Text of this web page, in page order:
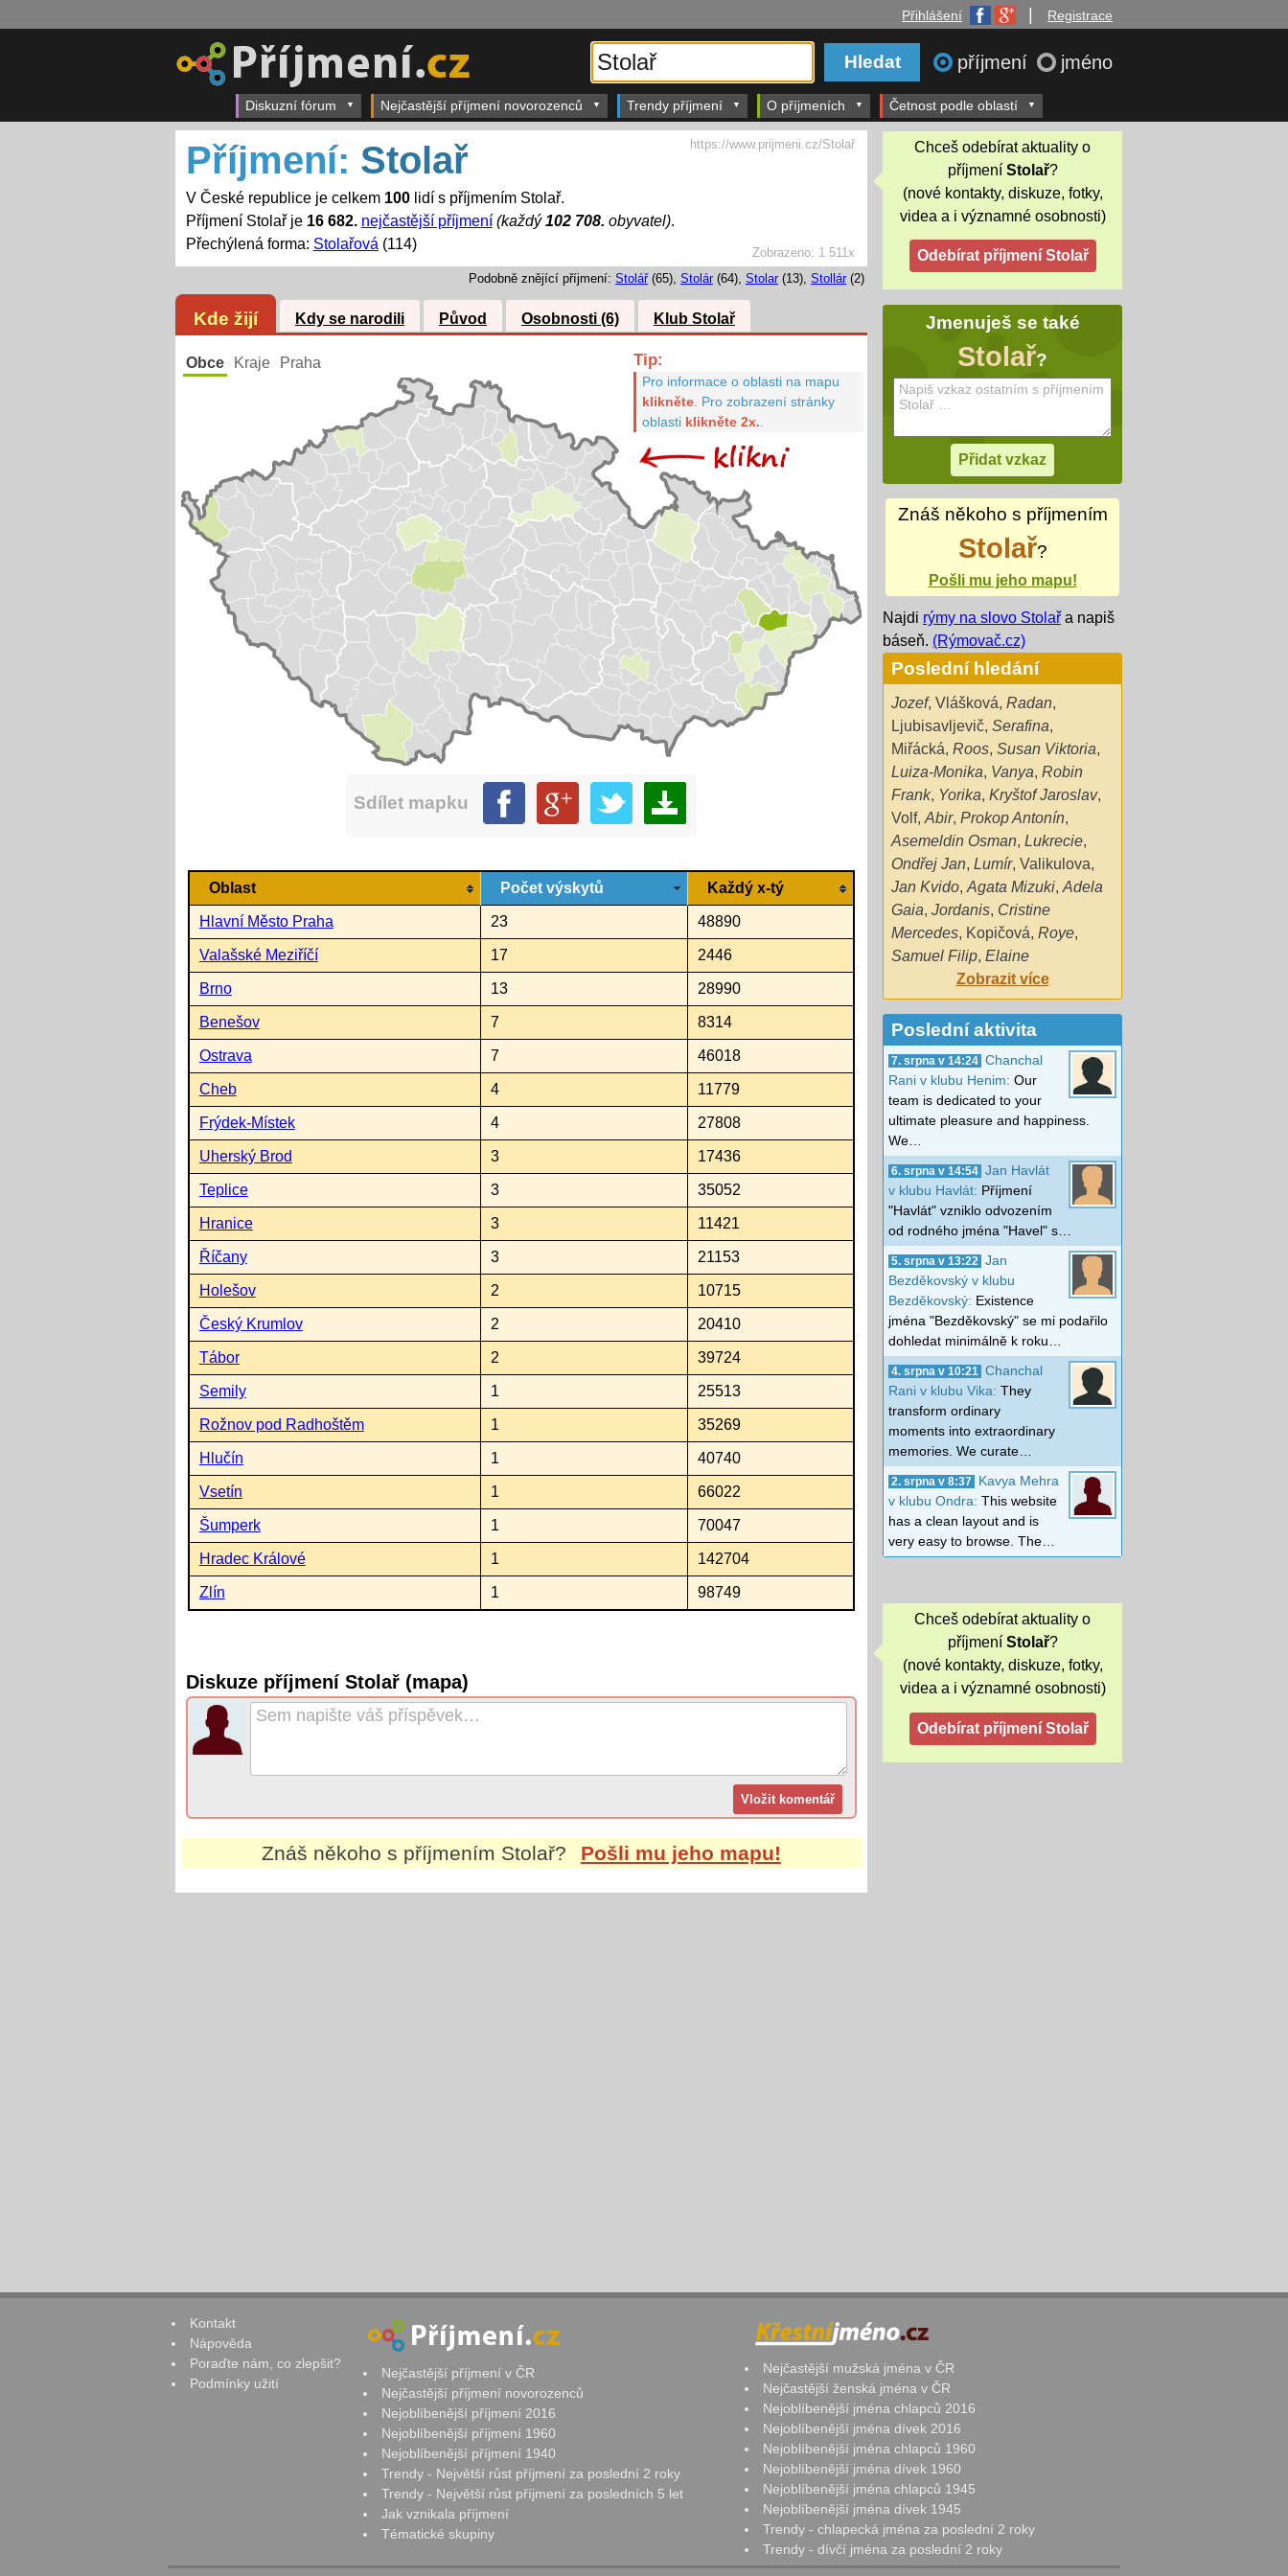
Přihlášení Registrace
příjmení jméno
Diskuzní fórum Nejčastější příjmení novorozenců Trendy příjmení O příjmeních Četnost podle oblastí
Zobrazeno: 1 511x
Příjmení: Stolař
V České republice je celkem 100lidí s příjmením Stolař.
Příjmení Stolař je 16 682. nejčastější příjmení (každý102 708. obyvatel).
Přechýlená forma: Stolařová (114)
https://www.prijmeni.cz/Stolař
Podobně znějící příjmení: Stolář(65), Stolár (64), Stolar (13), Stollár (2)
Kde žijí Kdy se narodili Původ Osobnosti (6) Klub Stolař
Obce Kraje Praha Tip:
Pro informace o oblasti na mapu
klikněte. Pro zobrazení stránky
oblasti klikněte 2x.
Sdílet mapku
Oblast Počet výskytů Každý x-tý
Hlavní Město Praha 23 48890
Valašské Meziříčí 17 2446
Brno 13 28990
Benešov 7 8314
Ostrava 7 46018
Cheb 4 11779
Frýdek-Místek 4 27808
Uherský Brod 3 17436
Teplice 3 35052
Hranice 3 11421
Říčany 3 21153
Holešov 2 10715
Český Krumlov 2 20410
Tábor 2 39724
Semily 1 25513
Rožnov pod Radhoštěm 1 35269
Hlučín 1 40740
Vsetín 1 66022
Šumperk 1 70047
Hradec Králové 1 142704
Zlín 1 98749
Diskuze příjmení Stolař (mapa)
Znáš někoho s příjmením Stolař? Pošli mu jeho mapu!
Chceš odebírat aktuality o
příjmení Stolař?
(nové kontakty, diskuze, fotky,
videa a i významné osobnosti)
Jmenuješ se také
Stolař?
Znáš někoho s příjmením
Stolař?
Pošli mu jeho mapu!
Najdi rýmy na slovo Stolař a napiš
báseň. (Rýmovač.cz)
Poslední hledání
Jozef, Vlášková, Radan,
Ljubisavljevič, Serafina,
Miřácká, Roos, Susan Viktoria,
Luiza-Monika, Vanya, Robin
Frank, Yorika, Kryštof Jaroslav,
Volf, Abir, Prokop Antonín,
Asemeldin Osman, Lukrecie,
Ondřej Jan, Lumír, Valikulova,
Jan Kvido, Agata Mizuki, Adela
Gaia, Jordanis, Cristine
Mercedes, Kopičová, Roye,
Samuel Filip, Elaine
Zobrazit více
Poslední aktivita
7. srpna v 14:24 Chanchal
Rani v klubu Henim: Our
team is dedicated to your
ultimate pleasure and happiness.
We…
6. srpna v 14:54 Jan Havlát
v klubu Havlát: Příjmení
"Havlát" vzniklo odvozením
od rodného jména "Havel" s…
5. srpna v 13:22
Jan
Bezděkovský v klubu
Bezděkovský: Existence
jména "Bezděkovský" se mi podařilo
dohledat minimálně k roku…
4. srpna v 10:21
Chanchal
Rani v klubu Vika: They
transform ordinary
moments into extraordinary
memories. We curate…
2. srpna v 8:37
Kavya Mehra
v klubu Ondra: This website
has a clean layout and is
very easy to browse. The…
Chceš odebírat aktuality o
příjmení Stolař?
(nové kontakty, diskuze, fotky,
videa a i významné osobnosti)
Kontakt
Nápověda
Poraďte nám, co zlepšit?
Podmínky užití
Nejčastější příjmení v ČR
Nejčastější příjmení novorozenců
Nejoblíbenější příjmení 2016
Nejoblíbenější příjmení 1960
Nejoblíbenější příjmení 1940
Trendy - Největší růst příjmení za poslední 2 roky
Trendy - Největší růst příjmení za posledních 5 let
Jak vznikala příjmení
Tématické skupiny
Nejčastější mužská jména v ČR
Nejčastější ženská jména v ČR
Nejoblíbenější jména chlapců 2016
Nejoblíbenější jména dívek 2016
Nejoblíbenější jména chlapců 1960
Nejoblíbenější jména dívek 1960
Nejoblíbenější jména chlapců 1945
Nejoblíbenější jména dívek 1945
Trendy - chlapecká jména za poslední 2 roky
Trendy - dívčí jména za poslední 2 roky